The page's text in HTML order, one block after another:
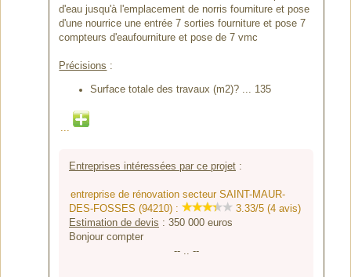
d'eau jusqu'à l'emplacement de norris fourniture et pose
d'une nourrice une entrée 7 sorties fourniture et pose 7
compteurs d'eaufourniture et pose de 7 vmc
Précisions :
Surface totale des travaux (m2)? ... 135
...
Entreprises intéressées par ce projet:
entreprise de rénovation secteur SAINT-MAUR-
DES-FOSSES (94210) :
3.33/5 (4 avis)
Estimation de devis : 350 000euros
Bonjour compter
-- .. --